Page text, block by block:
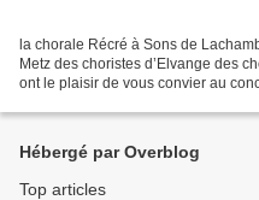
la chorale Récré à Sons de
Metz des choristes d’Elvange des
ont le plaisir de vous convier au
Hébergé par Overblog
Top articles